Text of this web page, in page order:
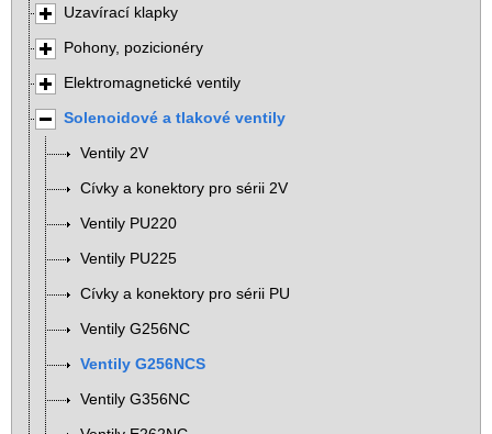
Uzavírací klapky
Pohony, pozicionéry
Elektromagnetické ventily
Solenoidové a tlakové ventily
Ventily 2V
Cívky a konektory pro sérii 2V
Ventily PU220
Ventily PU225
Cívky a konektory pro sérii PU
Ventily G256NC
Ventily G256NCS
Ventily G356NC